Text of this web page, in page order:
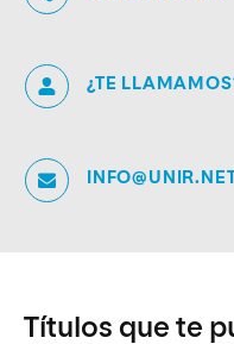
¿TE
Títulos que te